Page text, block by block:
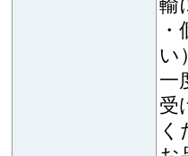
輸
い
一
受
く